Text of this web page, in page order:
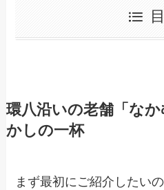
環八沿いの老舗「な
かしの一杯
まず最初にご紹介したい